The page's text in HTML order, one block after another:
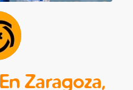
Zaragoza,